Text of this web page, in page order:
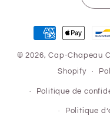
Moyens
de
paiement
© 2026,Cap-Chapeau
Shopify
Politique de
Politique